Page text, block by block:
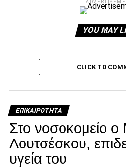
paokrevolution
YOU MAY
CLICK TO
ΕΠΙΚΑΙΡΌΤΗΤΑ
Στο νοσοκομείο ο
Λουτσέσκου,
υγεία του